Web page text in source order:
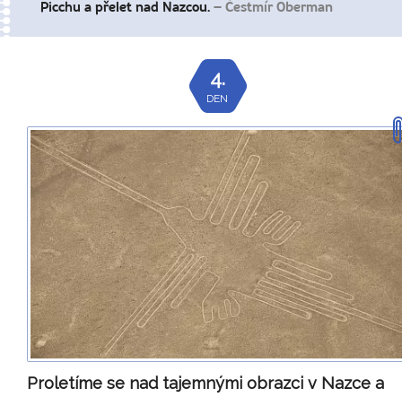
Picchu a přelet nad Nazcou. – Čestmír Oberman
4.
DEN
Proletíme se nad tajemnými obrazci v Nazce a